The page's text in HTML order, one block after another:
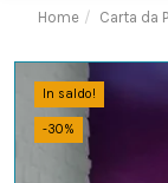
Home Carta da
In saldo!
-30%